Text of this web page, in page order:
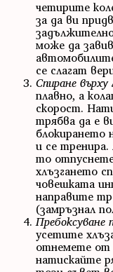
четирите
за да ви
може да
се слагат
Спиране върху
плавно, а
скорост.
трябва да е
блокирането
и се тренира.
то
хлъзгането
човешката
направите
(замръзнал
Пребоксуване
усетите
отнемете от
натискайте